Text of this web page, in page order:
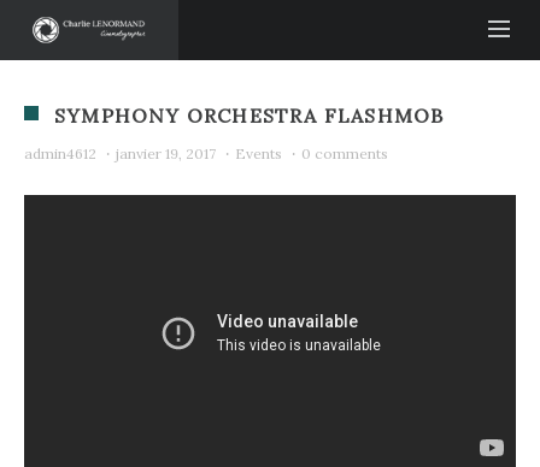
SYMPHONY ORCHESTRA FLASHMOB
admin4612 · janvier 19, 2017 · Events · 0 comments